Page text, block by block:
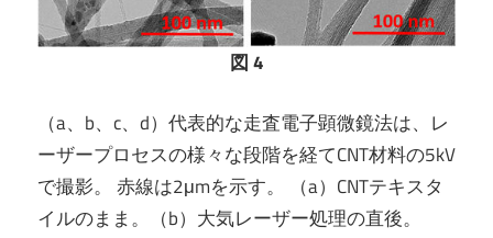
図 4
（a、b、c、d）代表的な走査電子顕微鏡法は、レ
ーザープロセスの様々な段階を経てCNT材料の5kV
で撮影。 赤線は2μmを示す。 （a）CNTテキスタ
イルのまま。（b）大気レーザー処理の直後。